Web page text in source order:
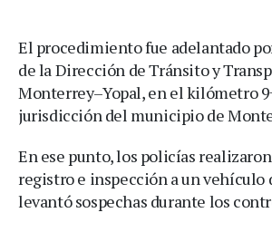
El procedimiento fue adelantado
de la Dirección de Tránsito y
Monterrey–Yopal, en el kilómetro
jurisdicción del municipio de
En ese punto, los policías
registro e inspección a un vehículo
levantó sospechas durante los